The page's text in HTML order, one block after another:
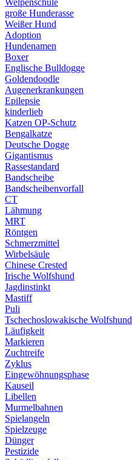
Welpenschule
große Hunderasse
Weißer Hund
Adoption
Hundenamen
Boxer
Englische Bulldogge
Goldendoodle
Augenerkrankungen
Epilepsie
kinderlieb
Katzen OP-Schutz
Bengalkatze
Deutsche Dogge
Gigantismus
Rassestandard
Bandscheibe
Bandscheibenvorfall
CT
Lähmung
MRT
Röntgen
Schmerzmittel
Wirbelsäule
Chinese Crested
Irische Wolfshund
Jagdinstinkt
Mastiff
Puli
Tschechoslowakische Wolfshund
Läufigkeit
Markieren
Zuchtreife
Zyklus
Eingewöhnungsphase
Kauseil
Libellen
Murmelbahnen
Spielangeln
Spielzeuge
Dünger
Pestizide